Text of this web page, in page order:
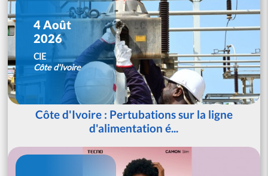
4 Août
2026
CIE
Côte d'Ivoire
Côte d'Ivoire : Pertubations sur la ligne
d'alimentation é...